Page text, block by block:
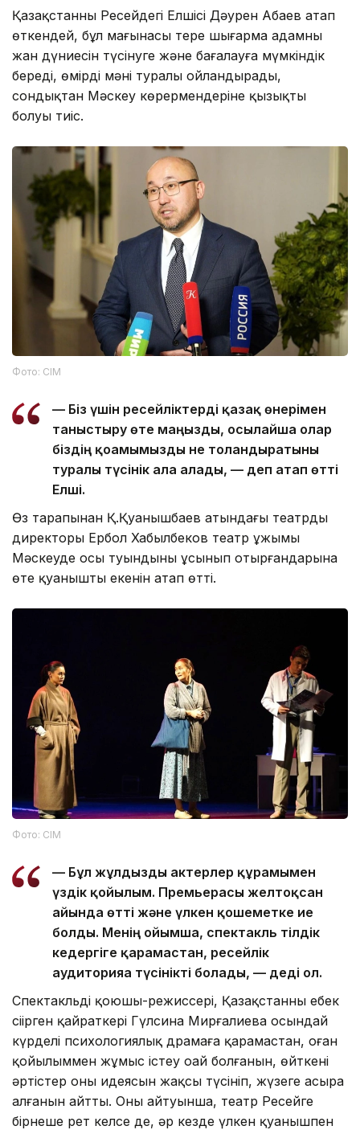
Қазақстанның Ресейдегі Елшісі Дәурен Абаев атап
өткендей, бұл мағынасы терең шығарма адамның
жан дүниесін түсінуге және бағалауға мүмкіндік
береді, өмірдің мәні туралы ойландырады,
сондықтан Мәскеу көрермендеріне қызықты
болуы тиіс.
Фото: СІМ
— Біз үшін ресейліктерді қазақ өнерімен
таныстыру өте маңызды, осылайша олар
біздің қоғамымызды не толғандыратыны
туралы түсінік ала алады, — деп атап өтті
Елші.
Өз тарапынан Қ.Қуанышбаев атындағы театрдың
директоры Ербол Хабылбеков театр ұжымы
Мәскеуде осы туындыны ұсынып отырғандарына
өте қуанышты екенін атап өтті.
Фото: СІМ
— Бұл жұлдызды актерлер құрамымен
үздік қойылым. Премьерасы желтоқсан
айында өтті және үлкен қошеметке ие
болды. Менің ойымша, спектакль тілдік
кедергіге қарамастан, ресейлік
аудиторияға түсінікті болады, — деді ол.
Спектакльдің қоюшы-режиссері, Қазақстанның еңбек
сіңірген қайраткері Гүлсина Мирғалиева осындай
күрделі психологиялық драмаға қарамастан, оған
қойылыммен жұмыс істеу оңай болғанын, өйткені
әртістер оның идеясын жақсы түсініп, жүзеге асыра
алғанын айтты. Оның айтуынша, театр Ресейге
бірнеше рет келсе де, әр кезде үлкен қуанышпен